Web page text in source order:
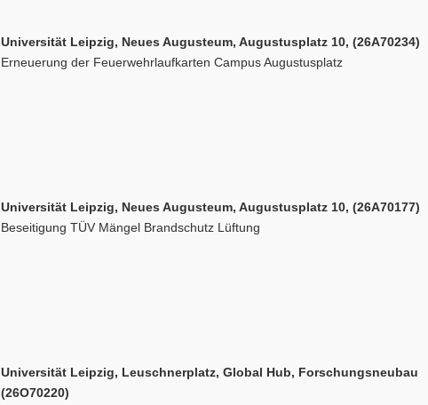
Universität Leipzig, Neues Augusteum, Augustusplatz 10, (26A70234)
Erneuerung der Feuerwehrlaufkarten Campus Augustusplatz
Universität Leipzig, Neues Augusteum, Augustusplatz 10, (26A70177)
Beseitigung TÜV Mängel Brandschutz Lüftung
Universität Leipzig, Leuschnerplatz, Global Hub, Forschungsneubau
(26O70220)